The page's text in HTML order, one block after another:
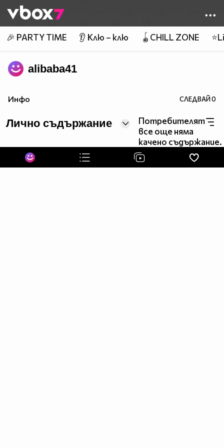
👾
🎉 PARTY TIME 👂 Клю – клю 🪀CHILL ZONE
alibaba41
Инфо СЛЕДВАЙ0
Лично съдържание
Потребителят
все още няма
качено съдържание.